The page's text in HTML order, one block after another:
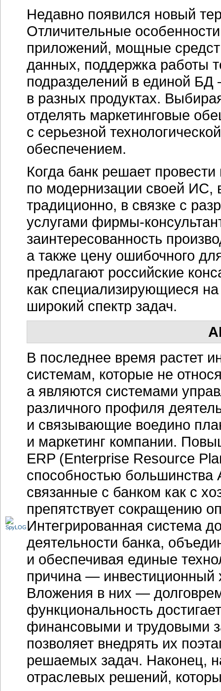
Недавно появился новый
Отличительные
приложений, мощные
данных, поддержка работы
подразделений в единой
в разных продуктах.
отделять маркетинговые
с серьезной
обеспечением.
Когда банк решает
по модернизации своей ИС,
традиционно, в связке с
услугами фирмы-
заинтересованность
а также цену ошибочного
предлагают российские
как специализирующиеся
широкий спектр задач.
В последнее время растет
системам, которые не
а являются системами
различного профиля
и связывающие воедино
и маркетинг компании.
ERP (Enterprise Resource
способностью
связанные с банком как с
препятствует сокращению
Интегрированная система
деятельности банка,
и обеспечивая единые
причина — инвестиционный
Вложения в них —
функциональность
финансовыми и трудовыми
позволяет внедрять их
решаемых задач. Наконец,
отраслевых решений,